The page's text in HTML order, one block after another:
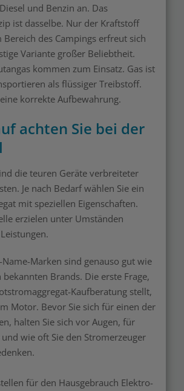
und Benzin an. Das
ist dasselbe. Nur der Kraftstoff
Bereich des Campings erfreut sich
Variante großer Beliebtheit.
kommen zum Einsatz. Gas ist
als flüssiger Treibstoff.
korrekte Aufbewahrung.
achten Sie bei der
die teuren Geräte verbreiteter
Je nach Bedarf wählen Sie ein
mit speziellen Eigenschaften.
erzielen unter Umständen
Marken sind genauso gut wie
Brands. Die erste Frage,
Kaufberatung stellt,
Motor. Bevor Sie sich für einen der
halten Sie sich vor Augen, für
wie oft Sie den Stromerzeuger
für den Hausgebrauch Elektro-